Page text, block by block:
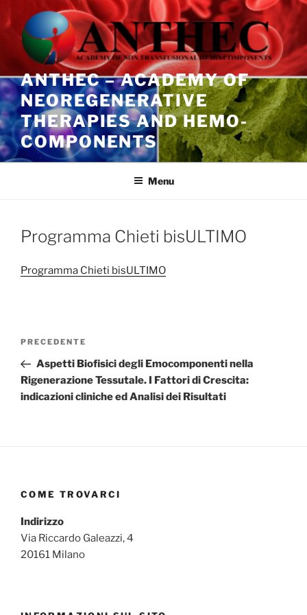
al
contenuto
ANTHEC – ACADEMY OF
NEOREGENERATIVE
THERAPIES AND HEMO-
COMPONENTS
Menu
Programma Chieti bisULTIMO
Programma Chieti bisULTIMO
Navigazione
Articolo
precedente:
PRECEDENTE
Aspetti Biofisici degli Emocomponenti nella
Rigenerazione Tessutale. I Fattori di Crescita:
indicazioni cliniche ed Analisi dei Risultati
COME TROVARCI
Indirizzo
Via Riccardo Galeazzi, 4
20161 Milano